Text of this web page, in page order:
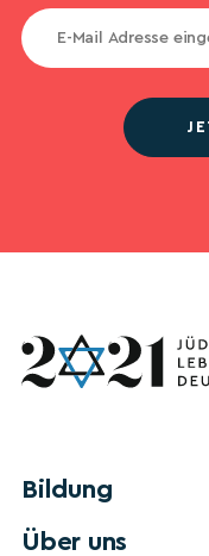
Bildung
Über uns